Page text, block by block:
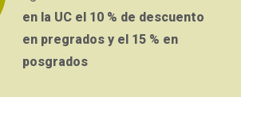
en la UC el 10 % de descuento
en pregrados y el 15 % en
posgrados